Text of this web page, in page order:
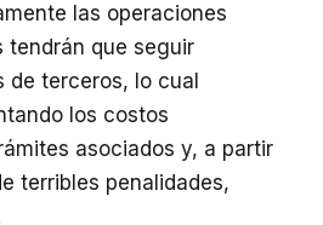
las operaciones
tendrán que seguir
de terceros, lo cual
los costos
asociados y, a partir
terribles penalidades,